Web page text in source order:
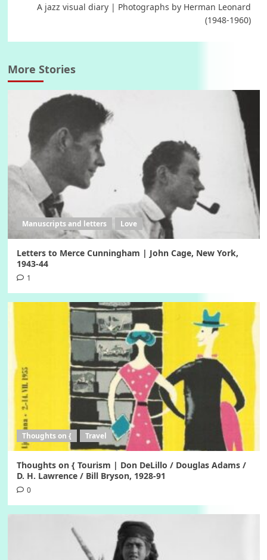
A jazz visual diary | Photographs by Herman Leonard
(1948-1960)
More Stories
Manuscripts and letters Love
Letters to Merce Cunningham | John Cage, New York,
1943-44
1
Thoughts on { Travel
Thoughts on { Tourism | Don DeLillo / Douglas Adams /
D. H. Lawrence / Bill Bryson, 1928-91
0